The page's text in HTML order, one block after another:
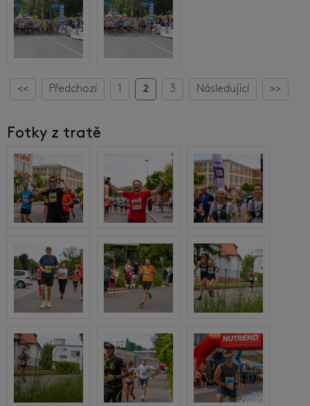
<< Předchozí 1 2 3 Následující >>
Fotky z tratě